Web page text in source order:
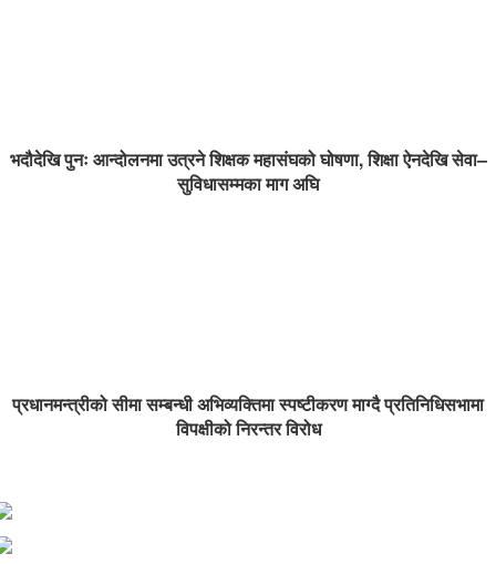
भदौदेखि पुनः आन्दोलनमा उत्रने शिक्षक महासंघको घोषणा, शिक्षा ऐनदेखि सेवा–
सुविधासम्मका माग अघि
प्रधानमन्त्रीको सीमा सम्बन्धी अभिव्यक्तिमा स्पष्टीकरण माग्दै प्रतिनिधिसभामा
विपक्षीको निरन्तर विरोध